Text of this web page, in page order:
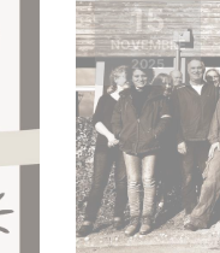
15
NOVEMBRE
2025